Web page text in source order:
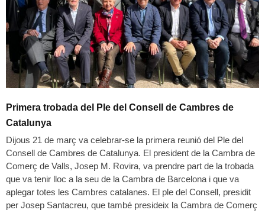
Primera trobada del Ple del Consell de Cambres de
Catalunya
Dijous 21 de març va celebrar-se la primera reunió del Ple del
Consell de Cambres de Catalunya. El president de la Cambra de
Comerç de Valls, Josep M. Rovira, va prendre part de la trobada
que va tenir lloc a la seu de la Cambra de Barcelona i que va
aplegar totes les Cambres catalanes. El ple del Consell, presidit
per Josep Santacreu, que també presideix la Cambra de Comerç